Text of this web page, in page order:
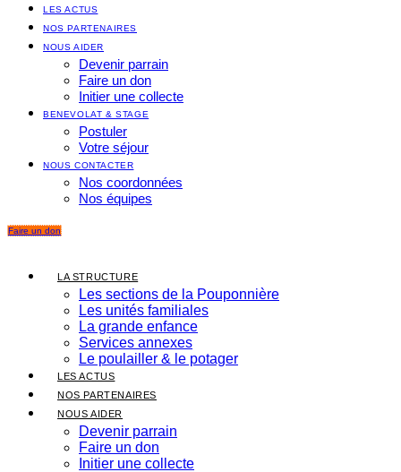
LES ACTUS
NOS PARTENAIRES
NOUS AIDER
Devenir parrain
Faire un don
Initier une collecte
BENEVOLAT & STAGE
Postuler
Votre séjour
NOUS CONTACTER
Nos coordonnées
Nos équipes
Faire un don
LA STRUCTURE
Les sections de la Pouponnière
Les unités familiales
La grande enfance
Services annexes
Le poulailler & le potager
LES ACTUS
NOS PARTENAIRES
NOUS AIDER
Devenir parrain
Faire un don
Initier une collecte